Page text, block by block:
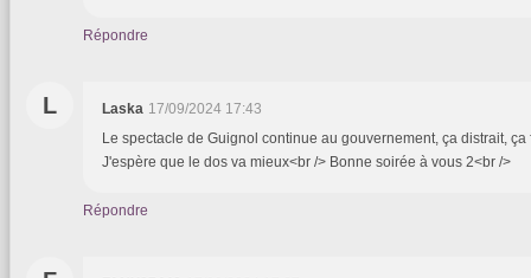
Répondre
L Laska 17/09/2024 17:43
Le spectacle de Guignol continue au gouvernement, ça distrait, ça
J'espère que le dos va mieux<br /> Bonne soirée à vous
Répondre